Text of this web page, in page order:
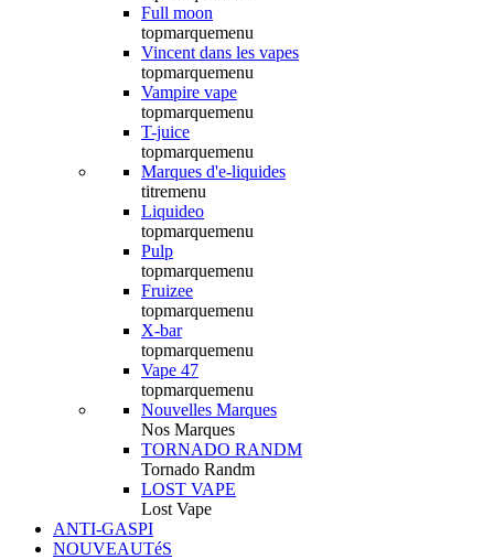
Full moon
topmarquemenu
Vincent dans les vapes
topmarquemenu
Vampire vape
topmarquemenu
T-juice
topmarquemenu
Marques d'e-liquides
titremenu
Liquideo
topmarquemenu
Pulp
topmarquemenu
Fruizee
topmarquemenu
X-bar
topmarquemenu
Vape 47
topmarquemenu
Nouvelles Marques
Nos Marques
TORNADO RANDM
Tornado Randm
LOST VAPE
Lost Vape
ANTI-GASPI
NOUVEAUTéS